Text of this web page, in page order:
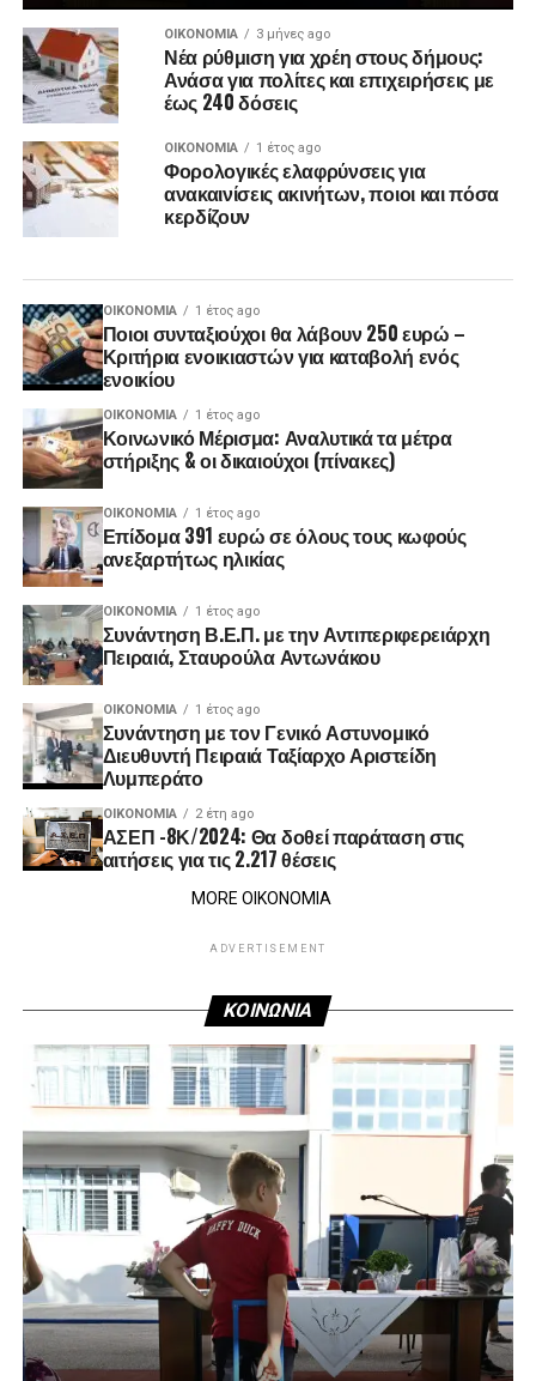
ΟΙΚΟΝΟΜΊΑ 3 μήνες ago
Νέα ρύθμιση για χρέη στους δήμους:
Ανάσα για πολίτες και επιχειρήσεις με
έως 240 δόσεις
ΟΙΚΟΝΟΜΊΑ 1 έτος ago
Φορολογικές ελαφρύνσεις για
ανακαινίσεις ακινήτων, ποιοι και πόσα
κερδίζουν
ΟΙΚΟΝΟΜΊΑ 1 έτος ago
Ποιοι συνταξιούχοι θα λάβουν 250 ευρώ –
Κριτήρια ενοικιαστών για καταβολή ενός
ενοικίου
ΟΙΚΟΝΟΜΊΑ 1 έτος ago
Κοινωνικό Μέρισμα: Αναλυτικά τα μέτρα
στήριξης & οι δικαιούχοι (πίνακες)
ΟΙΚΟΝΟΜΊΑ 1 έτος ago
Επίδομα 391 ευρώ σε όλους τους κωφούς
ανεξαρτήτως ηλικίας
ΟΙΚΟΝΟΜΊΑ 1 έτος ago
Συνάντηση Β.Ε.Π. με την Αντιπεριφερειάρχη
Πειραιά, Σταυρούλα Αντωνάκου
ΟΙΚΟΝΟΜΊΑ 1 έτος ago
Συνάντηση με τον Γενικό Αστυνομικό
Διευθυντή Πειραιά Ταξίαρχο Αριστείδη
Λυμπεράτο
ΟΙΚΟΝΟΜΊΑ 2 έτη ago
ΑΣΕΠ -8Κ/2024: Θα δοθεί παράταση στις
αιτήσεις για τις 2.217 θέσεις
MORE ΟΙΚΟΝΟΜΙΑ
ADVERTISEMENT
ΚΟΙΝΩΝΙΑ